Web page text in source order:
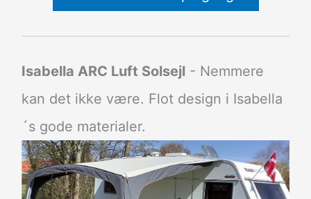
Isabella ARC Luft Solsejl- Nemmere
kan det ikke være. Flot design i Isabella
´s gode materialer.